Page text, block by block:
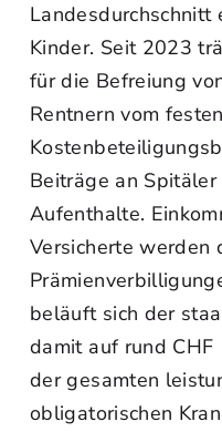
Kinder. Seit 2023
für die Befreiung
Rentnern vom festen
Beiträge an
Aufenthalte.
Versicherte werden
beläuft sich der
damit auf rund
der gesamten
obligatorischen